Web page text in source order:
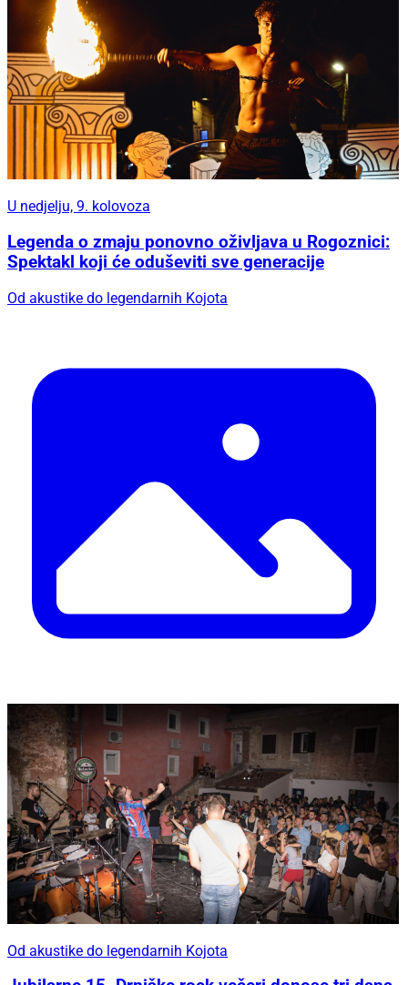
U nedjelju, 9. kolovoza
Legenda o zmaju ponovno oživljava u Rogoznici:
Spektakl koji će oduševiti sve generacije
Od akustike do legendarnih Kojota
Od akustike do legendarnih Kojota